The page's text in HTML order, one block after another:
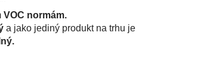
VOC normám.
a jako jediný produkt na trhu je